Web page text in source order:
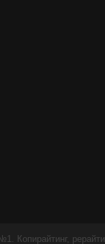
Копирайтинг,